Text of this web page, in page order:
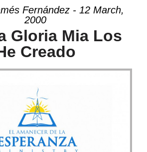
Fernández - 12 March,
2000
Gloria Mia Los
Creado